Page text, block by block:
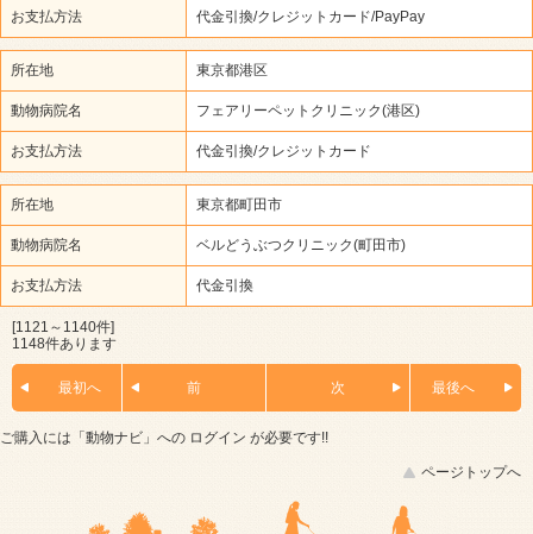
お支払方法 代金引換/クレジットカード/PayPay
所在地 東京都港区
動物病院名 フェアリーペットクリニック(港区)
お支払方法 代金引換/クレジットカード
所在地 東京都町田市
動物病院名 ベルどうぶつクリニック(町田市)
お支払方法 代金引換
[1121～1140件]
1148件あります
最初へ 前 次 最後へ
ご購入には「動物ナビ」への ログイン が必要です!!
ページトップへ